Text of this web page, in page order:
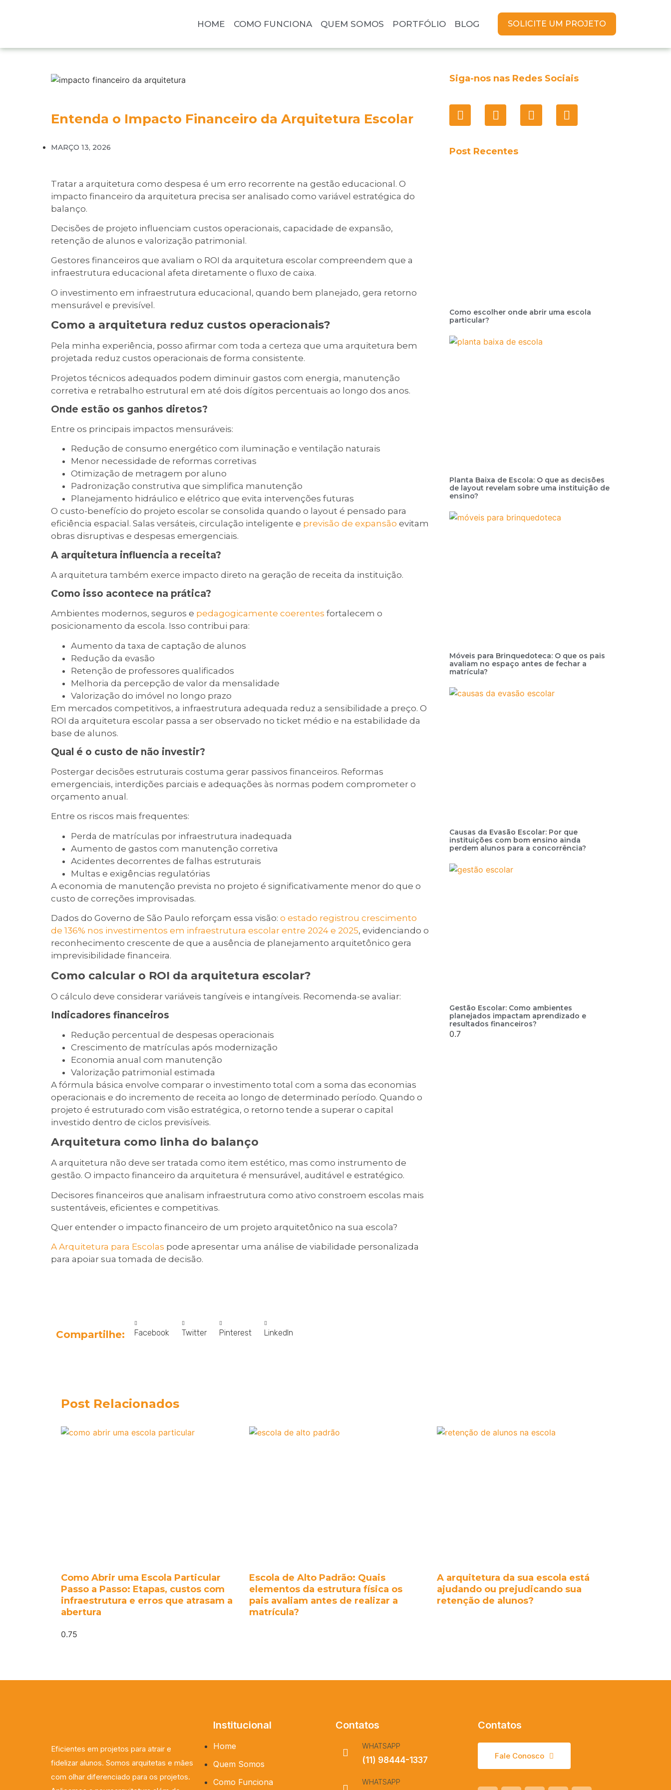
HOME COMO FUNCIONA QUEM SOMOS PORTFÓLIO BLOG SOLICITE UM PROJETO
Entenda o Impacto Financeiro da Arquitetura Escolar
MARÇO 13, 2026
Tratar a arquitetura como despesa é um erro recorrente na gestão educacional. O
impacto financeiro da arquitetura precisa ser analisado como variável estratégica do
balanço.
Decisões de projeto influenciam custos operacionais, capacidade de expansão,
retenção de alunos e valorização patrimonial.
Gestores financeiros que avaliam o ROI da arquitetura escolar compreendem que a
infraestrutura educacional afeta diretamente o fluxo de caixa.
O investimento em infraestrutura educacional, quando bem planejado, gera retorno
mensurável e previsível.
Como a arquitetura reduz custos operacionais?
Pela minha experiência, posso afirmar com toda a certeza que uma arquitetura bem
projetada reduz custos operacionais de forma consistente.
Projetos técnicos adequados podem diminuir gastos com energia, manutenção
corretiva e retrabalho estrutural em até dois dígitos percentuais ao longo dos anos.
Onde estão os ganhos diretos?
Entre os principais impactos mensuráveis:
Redução de consumo energético com iluminação e ventilação naturais
Menor necessidade de reformas corretivas
Otimização de metragem por aluno
Padronização construtiva que simplifica manutenção
Planejamento hidráulico e elétrico que evita intervenções futuras
O custo-benefício do projeto escolar se consolida quando o layout é pensado para
eficiência espacial. Salas versáteis, circulação inteligente e previsão de expansão evitam
obras disruptivas e despesas emergenciais.
A arquitetura influencia a receita?
A arquitetura também exerce impacto direto na geração de receita da instituição.
Como isso acontece na prática?
Ambientes modernos, seguros e pedagogicamente coerentes fortalecem o
posicionamento da escola. Isso contribui para:
Aumento da taxa de captação de alunos
Redução da evasão
Retenção de professores qualificados
Melhoria da percepção de valor da mensalidade
Valorização do imóvel no longo prazo
Em mercados competitivos, a infraestrutura adequada reduz a sensibilidade a preço. O
ROI da arquitetura escolar passa a ser observado no ticket médio e na estabilidade da
base de alunos.
Qual é o custo de não investir?
Postergar decisões estruturais costuma gerar passivos financeiros. Reformas
emergenciais, interdições parciais e adequações às normas podem comprometer o
orçamento anual.
Entre os riscos mais frequentes:
Perda de matrículas por infraestrutura inadequada
Aumento de gastos com manutenção corretiva
Acidentes decorrentes de falhas estruturais
Multas e exigências regulatórias
A economia de manutenção prevista no projeto é significativamente menor do que o
custo de correções improvisadas.
Dados do Governo de São Paulo reforçam essa visão: o estado registrou crescimento
de 136% nos investimentos em infraestrutura escolar entre 2024 e 2025, evidenciando o
reconhecimento crescente de que a ausência de planejamento arquitetônico gera
imprevisibilidade financeira.
Como calcular o ROI da arquitetura escolar?
O cálculo deve considerar variáveis tangíveis e intangíveis. Recomenda-se avaliar:
Indicadores financeiros
Redução percentual de despesas operacionais
Crescimento de matrículas após modernização
Economia anual com manutenção
Valorização patrimonial estimada
A fórmula básica envolve comparar o investimento total com a soma das economias
operacionais e do incremento de receita ao longo de determinado período. Quando o
projeto é estruturado com visão estratégica, o retorno tende a superar o capital
investido dentro de ciclos previsíveis.
Arquitetura como linha do balanço
A arquitetura não deve ser tratada como item estético, mas como instrumento de
gestão. O impacto financeiro da arquitetura é mensurável, auditável e estratégico.
Decisores financeiros que analisam infraestrutura como ativo constroem escolas mais
sustentáveis, eficientes e competitivas.
Quer entender o impacto financeiro de um projeto arquitetônico na sua escola?
A Arquitetura para Escolas pode apresentar uma análise de viabilidade personalizada
para apoiar sua tomada de decisão.
Compartilhe: Facebook Twitter Pinterest LinkedIn
Siga-nos nas Redes Sociais
Post Recentes
Como escolher onde abrir uma escola
particular?
Planta Baixa de Escola: O que as decisões
de layout revelam sobre uma instituição de
ensino?
Móveis para Brinquedoteca: O que os pais
avaliam no espaço antes de fechar a
matrícula?
Causas da Evasão Escolar: Por que
instituições com bom ensino ainda
perdem alunos para a concorrência?
Gestão Escolar: Como ambientes
planejados impactam aprendizado e
resultados financeiros?
Post Relacionados
Como Abrir uma Escola Particular
Passo a Passo: Etapas, custos com
infraestrutura e erros que atrasam a
abertura
Escola de Alto Padrão: Quais
elementos da estrutura física os
pais avaliam antes de realizar a
matrícula?
A arquitetura da sua escola está
ajudando ou prejudicando sua
retenção de alunos?
Eficientes em projetos para atrair e
fidelizar alunos. Somos arquitetas e mães
com olhar diferenciado para os projetos.
Institucional
Home
Quem Somos
Como Funciona
Contatos
WHATSAPP
(11) 98444-1337
WHATSAPP
Contatos
Fale Conosco